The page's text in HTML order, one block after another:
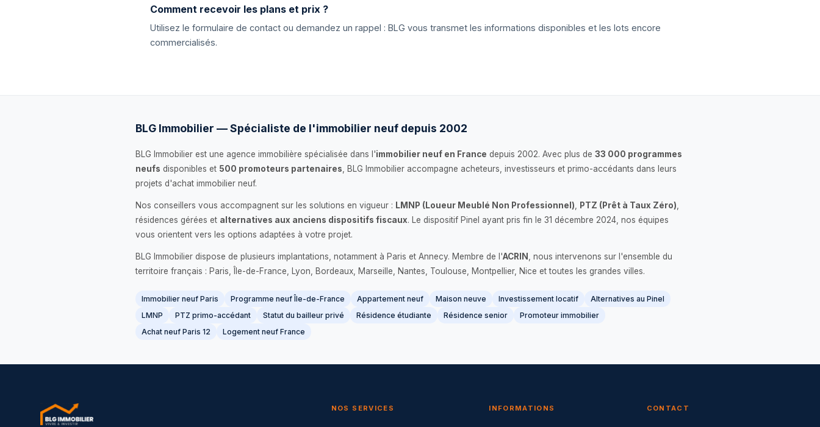
Comment recevoir les plans et prix ?
Utilisez le formulaire de contact ou demandez un rappel : BLG vous transmet les informations disponibles et les lots encore
commercialisés.
BLG Immobilier — Spécialiste de l'immobilier neuf depuis 2002
BLG Immobilier est une agence immobilière spécialisée dans l'immobilier neuf en France depuis 2002. Avec plus de 33 000 programmes
neufs disponibles et 500 promoteurs partenaires , BLG Immobilier accompagne acheteurs, investisseurs et primo-accédants dans leurs
projets d'achat immobilier neuf.
Nos conseillers vous accompagnent sur les solutions en vigueur : LMNP (Loueur Meublé Non Professionnel) PTZ (Prêt à Taux Zéro)
résidences gérées et alternatives aux anciens dispositifs fiscaux. Le dispositif Pinel ayant pris fin le 31 décembre 2024, nos équipes
vous orientent vers les options adaptées à votre projet.
BLG Immobilier dispose de plusieurs implantations, notamment à Paris et Annecy. Membre de l'ACRIN
, nous intervenons sur l'ensemble du
territoire français : Paris, Île-de-France, Lyon, Bordeaux, Marseille, Nantes, Toulouse, Montpellier, Nice et toutes les grandes villes.
Immobilier neuf Paris Programme neuf Île-de-France Appartement neuf Maison neuve Investissement locatif
Alternatives au Pinel
LMNP
PTZ primo-accédant Statut du bailleur privé Résidence étudiante Résidence senior
Promoteur immobilier
Achat neuf Paris 12
Logement neuf France
NOS SERVICES INFORMATIONS CONTACT